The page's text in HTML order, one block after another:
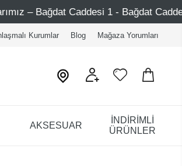
1 - Bağdat Caddesi 2 - Nişantaşı –
Kurumlar Blog Mağaza Yorumları
AKSESUAR
İNDİRİMLİ
ÜRÜNLER